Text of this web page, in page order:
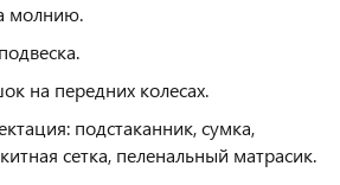
молнию.
на передних колесах.
подстаканник, сумка,
сетка, пеленальный матрасик.